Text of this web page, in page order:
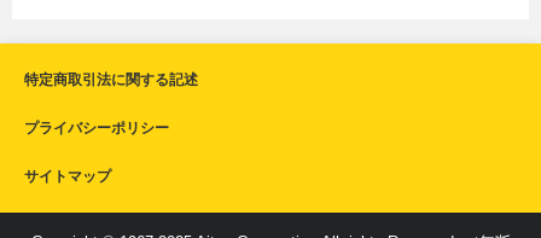
特定商取引法に関する記述
プライバシーポリシー
サイトマップ